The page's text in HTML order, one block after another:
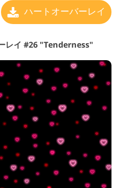
ハートオーバーレイ
レイ #26 "Tenderness"